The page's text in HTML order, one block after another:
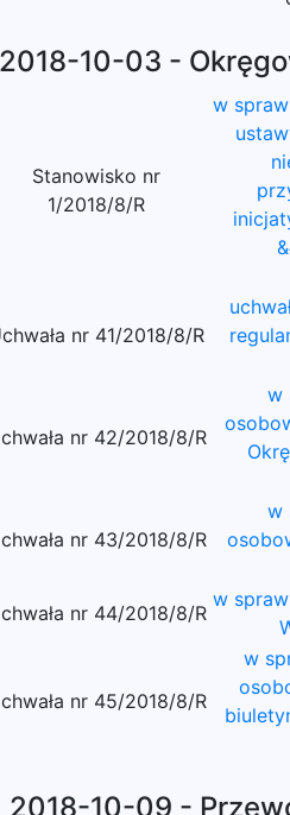
10-03 -
Stanowisko nr
1/2018/8/R
w
nr 41/2018/8/R
nr 42/2018/8/R
w
nr 43/2018/8/R
w
nr 44/2018/8/R
w
nr 45/2018/8/R
w
2018-10-09 -